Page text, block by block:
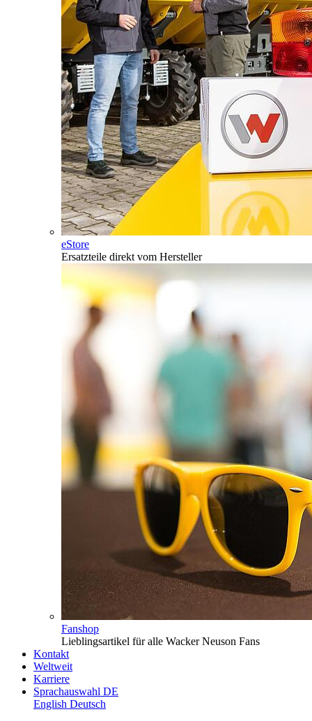
eStore
Ersatzteile direkt vom Hersteller
Fanshop
Lieblingsartikel für alle Wacker Neuson Fans
Kontakt
Weltweit
Karriere
Sprachauswahl DE
English Deutsch